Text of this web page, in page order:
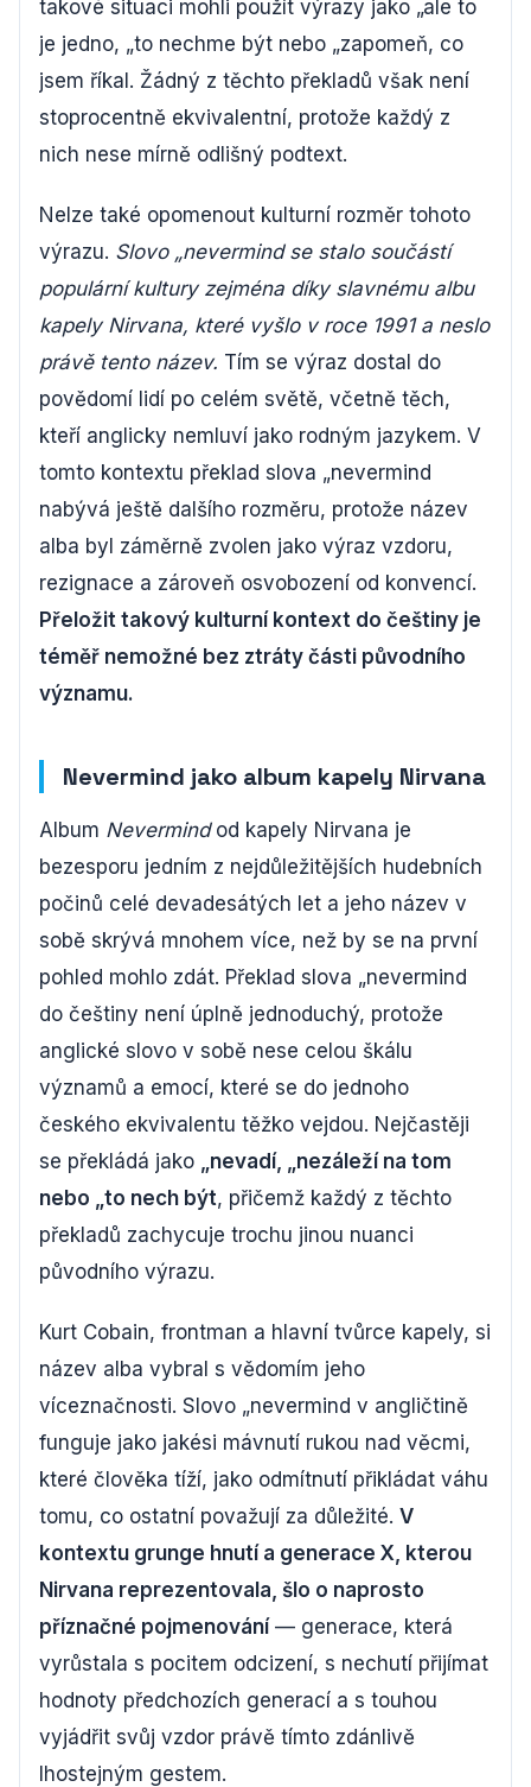
takové situaci mohli použít výrazy jako „ale to
je jedno, „to nechme být nebo „zapomeň, co
jsem říkal. Žádný z těchto překladů však není
stoprocentně ekvivalentní, protože každý z
nich nese mírně odlišný podtext.
Nelze také opomenout kulturní rozměr tohoto
výrazu. Slovo „nevermind se stalo součástí
populární kultury zejména díky slavnému albu
kapely Nirvana, které vyšlo v roce 1991 a neslo
právě tento název. Tím se výraz dostal do
povědomí lidí po celém světě, včetně těch,
kteří anglicky nemluví jako rodným jazykem. V
tomto kontextu překlad slova „nevermind
nabývá ještě dalšího rozměru, protože název
alba byl záměrně zvolen jako výraz vzdoru,
rezignace a zároveň osvobození od konvencí.
Přeložit takový kulturní kontext do češtiny je
téměř nemožné bez ztráty části původního
významu.
Nevermind jako album kapely Nirvana
Album Nevermindod kapely Nirvana je
bezesporu jedním z nejdůležitějších hudebních
počinů celé devadesátých let a jeho název v
sobě skrývá mnohem více, než by se na první
pohled mohlo zdát. Překlad slova „nevermind
do češtiny není úplně jednoduchý, protože
anglické slovo v sobě nese celou škálu
významů a emocí, které se do jednoho
českého ekvivalentu těžko vejdou. Nejčastěji
se překládá jako „nevadí, „nezáleží na tom
nebo „to nech být, přičemž každý z těchto
překladů zachycuje trochu jinou nuanci
původního výrazu.
Kurt Cobain, frontman a hlavní tvůrce kapely, si
název alba vybral s vědomím jeho
víceznačnosti. Slovo „nevermind v angličtině
funguje jako jakési mávnutí rukou nad věcmi,
které člověka tíží, jako odmítnutí přikládat váhu
tomu, co ostatní považují za důležité. V
kontextu grunge hnutí a generace X, kterou
Nirvana reprezentovala, šlo o naprosto
příznačné pojmenování — generace, která
vyrůstala s pocitem odcizení, s nechutí přijímat
hodnoty předchozích generací a s touhou
vyjádřit svůj vzdor právě tímto zdánlivě
lhostejným gestem.